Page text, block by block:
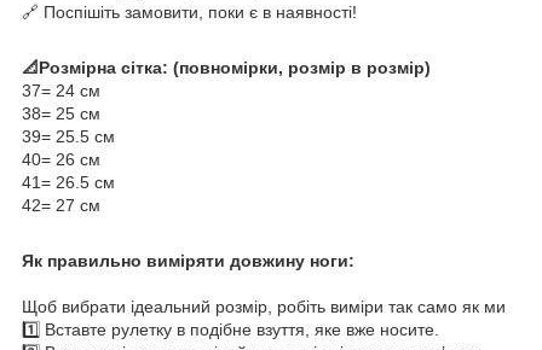
🔗 Поспішіть замовити, поки є в наявності!
📐Розмірна сітка: (повномірки, розмір в розмір)
37= 24 см
38= 25 см
39= 25.5 см
40= 26 см
41= 26.5 см
42= 27 см
Як правильно виміряти довжину ноги:
Щоб вибрати ідеальний розмір, робіть виміри так само як ми
1️⃣ Вставте рулетку в подібне взуття, яке вже носите.